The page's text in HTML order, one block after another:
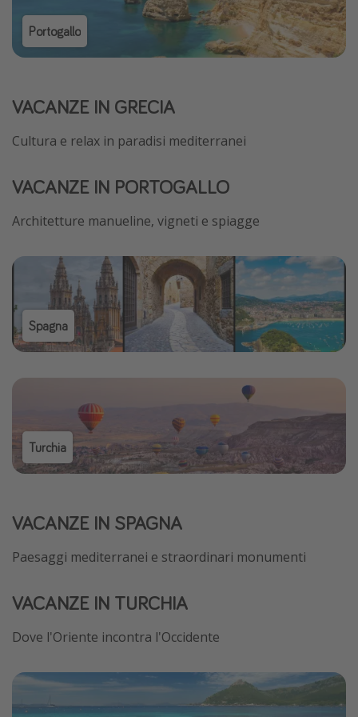
Portogallo
VACANZE IN GRECIA
Cultura e relax in paradisi mediterranei
VACANZE IN PORTOGALLO
Architetture manueline, vigneti e spiagge
Spagna
Turchia
VACANZE IN SPAGNA
Paesaggi mediterranei e straordinari monumenti
VACANZE IN TURCHIA
Dove l'Oriente incontra l'Occidente